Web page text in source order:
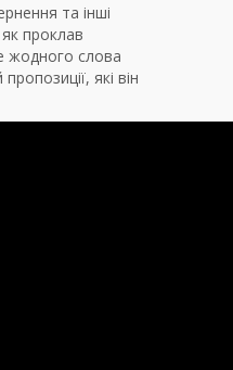
та інші
проклав
жодного слова
які він